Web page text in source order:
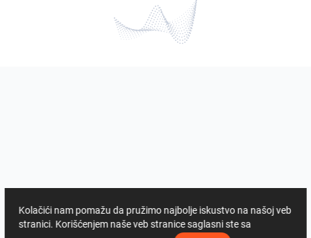
Kolačići nam pomažu da pružimo najbolje iskustvo na našoj veb
stranici. Korišćenjem naše veb stranice saglasni ste sa